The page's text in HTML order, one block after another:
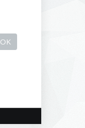
OK